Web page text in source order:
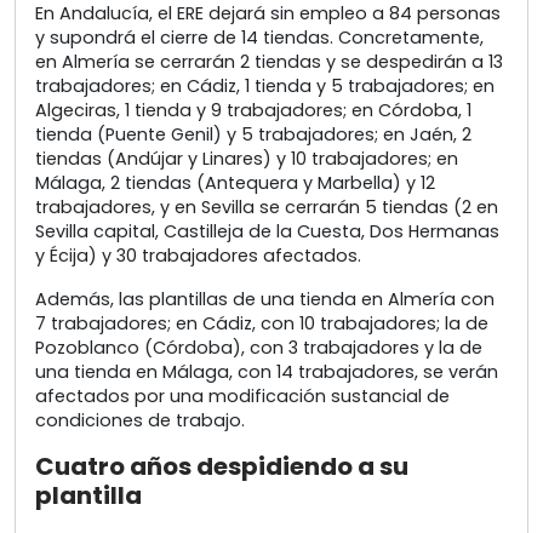
En Andalucía, el ERE dejará sin empleo a 84 personas
y supondrá el cierre de 14 tiendas. Concretamente,
en Almería se cerrarán 2 tiendas y se despedirán a 13
trabajadores; en Cádiz, 1 tienda y 5 trabajadores; en
Algeciras, 1 tienda y 9 trabajadores; en Córdoba, 1
tienda (Puente Genil) y 5 trabajadores; en Jaén, 2
tiendas (Andújar y Linares) y 10 trabajadores; en
Málaga, 2 tiendas (Antequera y Marbella) y 12
trabajadores, y en Sevilla se cerrarán 5 tiendas (2 en
Sevilla capital, Castilleja de la Cuesta, Dos Hermanas
y Écija) y 30 trabajadores afectados.
Además, las plantillas de una tienda en Almería con
7 trabajadores; en Cádiz, con 10 trabajadores; la de
Pozoblanco (Córdoba), con 3 trabajadores y la de
una tienda en Málaga, con 14 trabajadores, se verán
afectados por una modificación sustancial de
condiciones de trabajo.
Cuatro años despidiendo a su
plantilla